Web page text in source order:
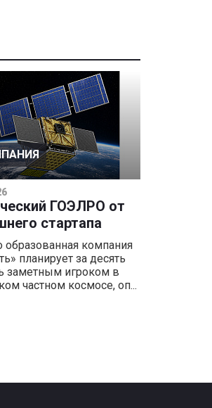
ГОЭЛРО от
стартапа
образованная компания
планирует за десять
заметным игроком в
частном космосе, оп...